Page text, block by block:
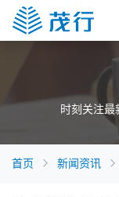
时刻关注
首页 新闻资讯